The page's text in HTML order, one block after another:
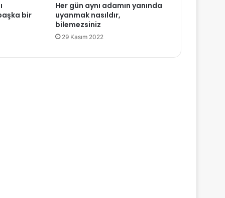
bir
Her gün aynı adamın yanında
uyanmak nasıldır,
bilemezsiniz
29 Kasım 2022